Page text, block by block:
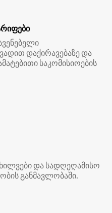
დაქირავებაზე და
საკომისიოების
და სადღეღამისო
განმავლობაში.